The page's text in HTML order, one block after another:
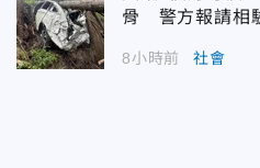
骨 警方報請相
8小時前 社會